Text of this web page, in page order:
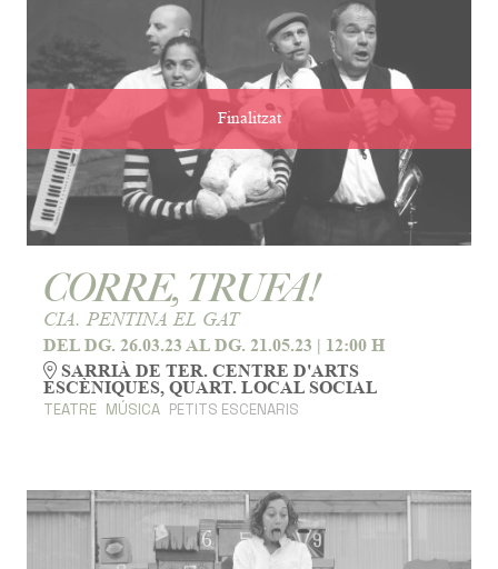
Finalitzat
CORRE, TRUFA!
CIA. PENTINA EL GAT
DEL DG. 26.03.23 AL DG. 21.05.23 | 12:00 H
SARRIÀ DE TER. CENTRE D'ARTS
ESCÈNIQUES, QUART. LOCAL SOCIAL
TEATRE MÚSICA PETITS ESCENARIS